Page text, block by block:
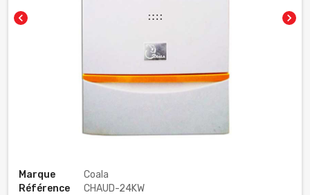
chevron_left chevron_right
Marque
Coala
Référence
CHAUD-24KW